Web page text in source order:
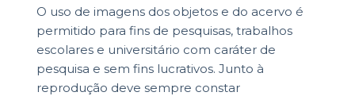
O uso de imagens dos objetos e do acervo é
permitido para fins de pesquisas, trabalhos
escolares e universitário com caráter de
pesquisa e sem fins lucrativos. Junto à
reprodução deve sempre constar